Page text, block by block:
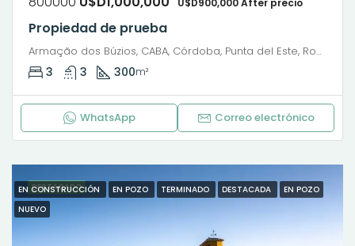
Propiedad de prueba
Armação dos Búzios, CABA, Córdoba, Punta del Este, Rosario, Santiago de Chile, Valparaíso, Villa Dolores, Viña del Mar, 9 de Julio, Avenida Presidente Roque Sáenz Peña, Microcentro, San Nicolás, Buenos Aires, Comuna 1, Ciudad Autónoma de Buenos Aires, 1035, Argentina
3 3 300m²
WhatsApp Correo electrónico
DESTACADO
EN CONSTRUCCIÓN EN POZO TERMINADO DESTACADA
EN POZO
NUEVO